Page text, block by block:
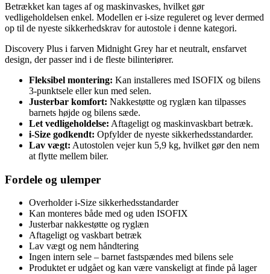
Betrækket kan tages af og maskinvaskes, hvilket gør
vedligeholdelsen enkel. Modellen er i-size reguleret og lever dermed
op til de nyeste sikkerhedskrav for autostole i denne kategori.
Discovery Plus i farven Midnight Grey har et neutralt, ensfarvet
design, der passer ind i de fleste bilinteriører.
Fleksibel montering: Kan installeres med ISOFIX og bilens
3-punktsele eller kun med selen.
Justerbar komfort: Nakkestøtte og ryglæn kan tilpasses
barnets højde og bilens sæde.
Let vedligeholdelse: Aftageligt og maskinvaskbart betræk.
i-Size godkendt: Opfylder de nyeste sikkerhedsstandarder.
Lav vægt: Autostolen vejer kun 5,9 kg, hvilket gør den nem
at flytte mellem biler.
Fordele og ulemper
Overholder i-Size sikkerhedsstandarder
Kan monteres både med og uden ISOFIX
Justerbar nakkestøtte og ryglæn
Aftageligt og vaskbart betræk
Lav vægt og nem håndtering
Ingen intern sele – barnet fastspændes med bilens sele
Produktet er udgået og kan være vanskeligt at finde på lager